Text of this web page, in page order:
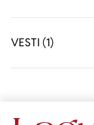
VESTI (1)